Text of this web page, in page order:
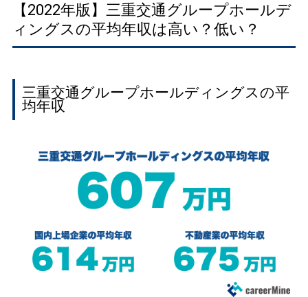
【2022年版】三重交通グループホールデ
ィングスの平均年収は高い？低い？
三重交通グループホールディングスの平
均年収